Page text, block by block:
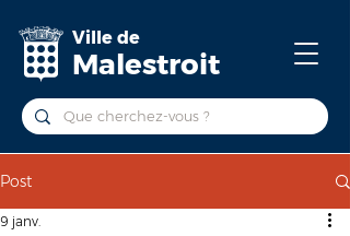
Ville de
Malestroit
Post
9 janv.